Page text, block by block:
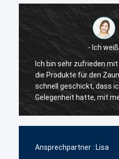
mit der Lieferung,
den Zaun wurden so
dass ich die
mit meinem Kunden zu
ich, dass sie mein
Ansprechpartner : Lisa